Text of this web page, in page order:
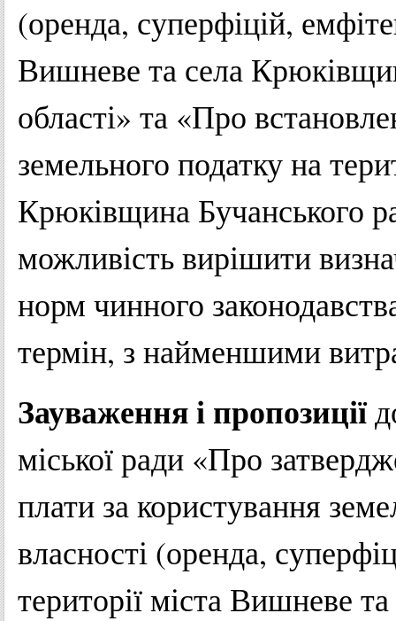
(оренда, суперфіцій,
Вишневе та села
області» та «Про
земельного податку на
Крюківщина Бучанського
можливість вирішити
норм чинного
термін, з найменшими
Зауваження і пропозиції
міської ради «Про
плати за користування
власності (оренда,
території міста Вишневе